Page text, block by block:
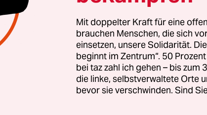
Ostsee zeigt sich an diesem Frühlingstag
Seite: Schaumgekrönte Wellen laufen am
hängen am blauen Himmel, eine Familie
zum Strand. Doch Hans-Rudolf Osbahr,
Mit doppelter Kraft für eine
brauchen Menschen, die sich
einsetzen, unsere Solidarität.
beginnt im Zentrum“. 50
bei taz zahl ich gehen – bis zum
die linke, selbstverwaltete Orte
bevor sie verschwinden. Sind